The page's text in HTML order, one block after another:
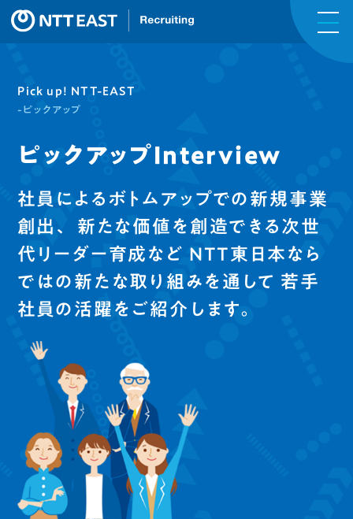
Pick up! NTT-EAST
-ピックアップ
ピックアップInterview
社員によるボトムアップでの新規事業
創出、
新たな価値を創造できる次世
代リーダー育成など NTT東日本なら
ではの新たな取り組みを通して 若手
社員の活躍をご紹介します。